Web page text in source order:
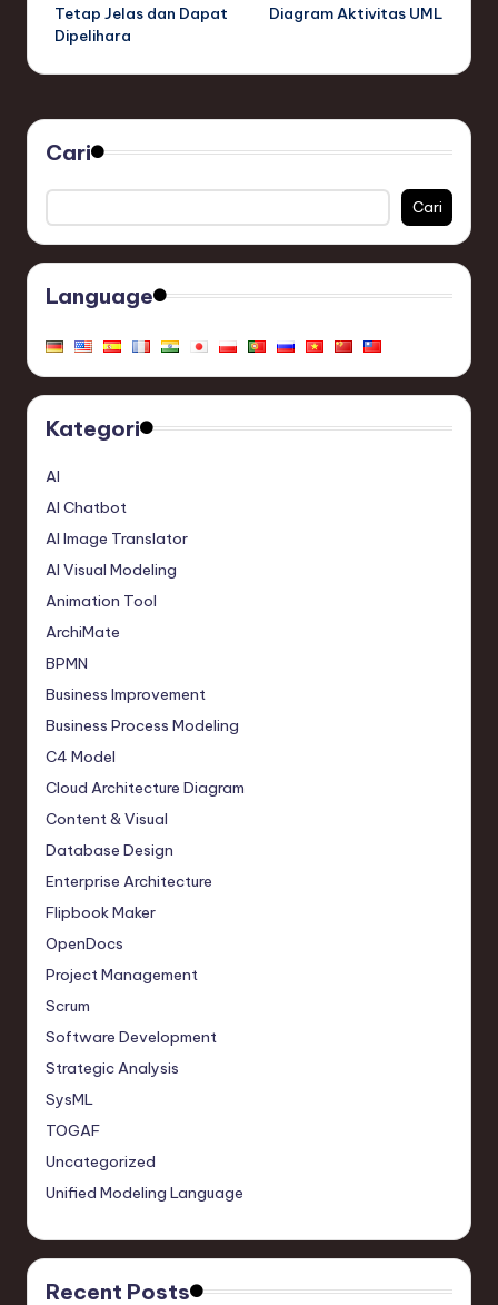
Tetap Jelas dan Dapat
Dipelihara
Diagram Aktivitas UML
Cari
Cari
Language
Kategori
AI
AI Chatbot
AI Image Translator
AI Visual Modeling
Animation Tool
ArchiMate
BPMN
Business Improvement
Business Process Modeling
C4 Model
Cloud Architecture Diagram
Content & Visual
Database Design
Enterprise Architecture
Flipbook Maker
OpenDocs
Project Management
Scrum
Software Development
Strategic Analysis
SysML
TOGAF
Uncategorized
Unified Modeling Language
Recent Posts